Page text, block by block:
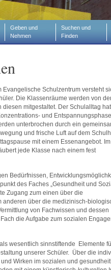
Geben und
Nehmen
Suchen und
Finden
Evangelische Schulzentrum versteht
Die Klassenräume werden von
mitgestaltet. Der Schulalltag
und
unterbrochen durch ein
und frische Luft auf dem
mit einem Essenangebot. Im
jede Klasse nach einem fest
Bedürfnissen,
des Faches „Gesundheit und
Zugang zum einen über die
anderen über die medizinisch-
von Fachwissen und dessen
die Aufgabe zum sozialen
wesentlich sinnstiftende Elemente
unserer Schüler. Über die
Wirken im sozialen und